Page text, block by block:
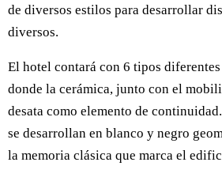
de diversos estilos para desarrollar
diversos.
El hotel contará con 6 tipos
donde la cerámica, junto con el
desata como elemento de
se desarrollan en blanco y negro
la memoria clásica que marca el